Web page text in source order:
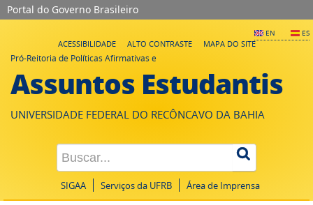
Portal do Governo Brasileiro
EN ES
ACESSIBILIDADE ALTO CONTRASTE
MAPA DO SITE
Pró-Reitoria de Políticas Afirmativas e
Assuntos Estudantis
UNIVERSIDADE FEDERAL DO RECÔNCAVO DA BAHIA
SIGAA Serviços da UFRB Área de Imprensa